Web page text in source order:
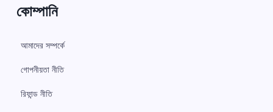
কোম্পানি
আমাদের সম্পর্কে
গোপনীয়তা নীতি
রিফান্ড নীতি